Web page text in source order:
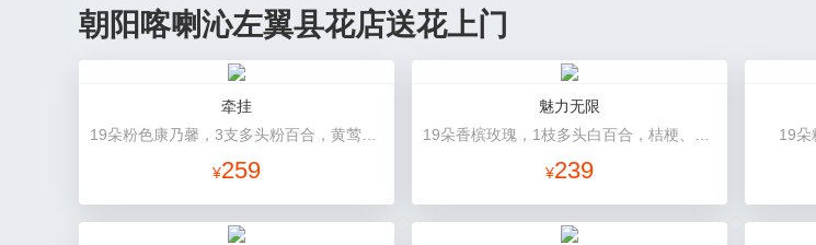
朝阳喀喇沁左翼县花店送花上门
牵挂
¥259
魅力无限
¥239
19朵